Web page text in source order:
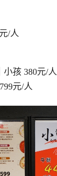
/人
小孩 380元/人
元/人